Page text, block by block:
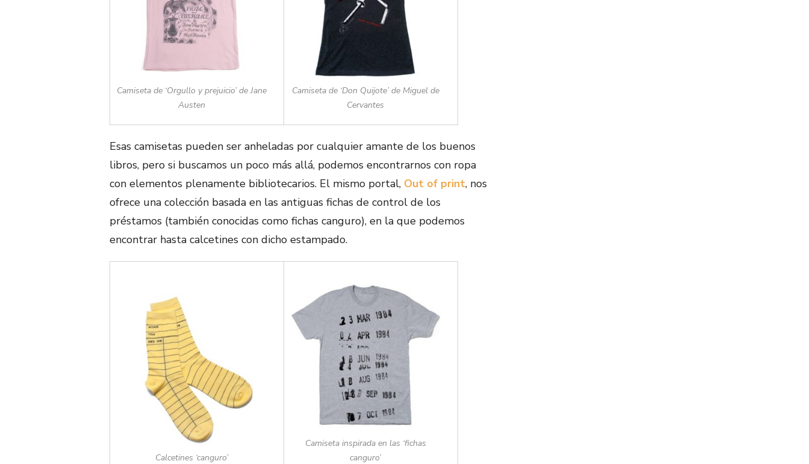
Camiseta de ‘Orgullo y prejuicio’ de Jane
Austen
Camiseta de ‘Don Quijote’ de Miguel de
Cervantes
Esas camisetas pueden ser anheladas por cualquier amante de los buenos
libros, pero si buscamos un poco más allá, podemos encontrarnos con ropa
con elementos plenamente bibliotecarios. El mismo portal, Out of print, nos
ofrece una colección basada en las antiguas fichas de control de los
préstamos (también conocidas como fichas canguro), en la que podemos
encontrar hasta calcetines con dicho estampado.
Calcetines ‘canguro’
Camiseta inspirada en las ‘fichas
canguro’